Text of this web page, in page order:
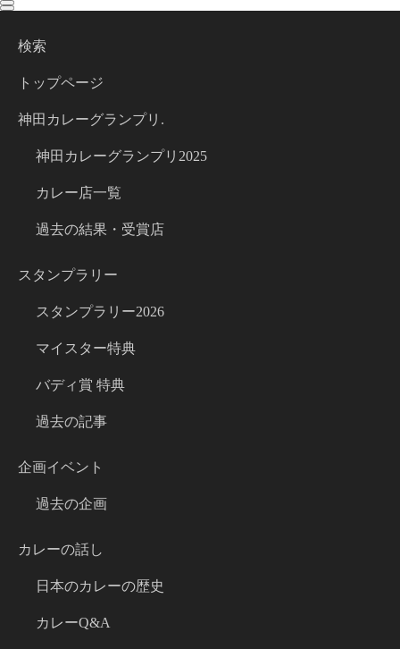
toggle
toggle
検索
トップページ
神田カレーグランプリ.
神田カレーグランプリ2025
カレー店一覧
過去の結果・受賞店
スタンプラリー
スタンプラリー2026
マイスター特典
バディ賞 特典
過去の記事
企画イベント
過去の企画
カレーの話し
日本のカレーの歴史
カレーQ&A